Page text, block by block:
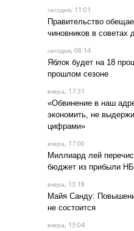
сегодня, 11:01
Правительство
чиновников в советах
сегодня, 08:14
Яблок будет на 18
прошлом сезоне
вчера, 17:31
«Обвинение в наш
экономить, не
цифрами»
вчера, 17:00
Миллиард лей
бюджет из прибыли
вчера, 13:18
Майя Санду:
не состоится
вчера, 13:04